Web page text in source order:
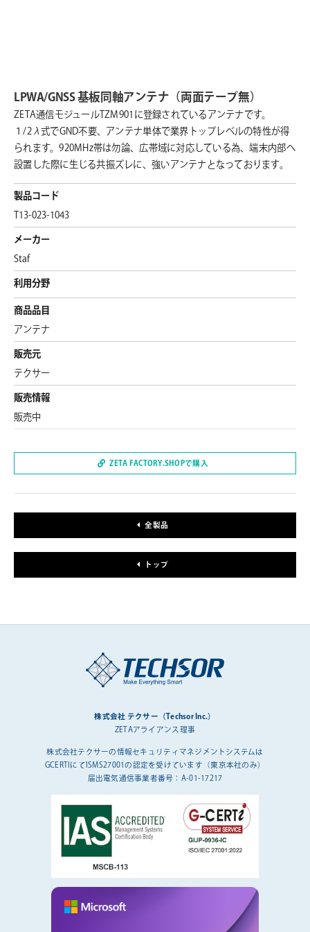
LPWA/GNSS 基板同軸アンテナ（両面テープ無）
ZETA通信モジュールTZM901に登録されているアンテナです。
１/2λ式でGND不要、アンテナ単体で業界トップレベルの特性が得
られます。920MHz帯は勿論、広帯域に対応している為、端末内部へ
設置した際に生じる共振ズレに、強いアンテナとなっております。
製品コード
T13-023-1043
メーカー
Staf
利用分野
商品品目
アンテナ
販売元
テクサー
販売情報
販売中
ZETA FACTORY.SHOPで購入
全製品
トップ
株式会社 テクサー（Techsor Inc.）
ZETAアライアンス理事
株式会社テクサーの情報セキュリティマネジメントシステムは
GCERTIにてISMS27001の認定を受けています（東京本社のみ）
届出電気通信事業者番号：A-01-17217